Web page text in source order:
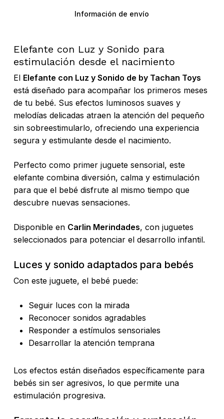
Información de envío
Elefante con Luz y Sonido para
estimulación desde el nacimiento
El Elefante con Luz y Sonido de by Tachan Toys
está diseñado para acompañar los primeros meses
de tu bebé. Sus efectos luminosos suaves y
melodías delicadas atraen la atención del pequeño
sin sobreestimularlo, ofreciendo una experiencia
segura y estimulante desde el nacimiento.
Perfecto como primer juguete sensorial, este
elefante combina diversión, calma y estimulación
para que el bebé disfrute al mismo tiempo que
descubre nuevas sensaciones.
Disponible en Carlin Merindades, con juguetes
seleccionados para potenciar el desarrollo infantil.
Luces y sonido adaptados para bebés
Con este juguete, el bebé puede:
Seguir luces con la mirada
Reconocer sonidos agradables
Responder a estímulos sensoriales
Desarrollar la atención temprana
Los efectos están diseñados específicamente para
bebés sin ser agresivos, lo que permite una
estimulación progresiva.